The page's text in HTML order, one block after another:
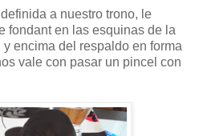
a nuestro trono, le
fondant en las esquinas de la
encima del respaldo en forma
vale con pasar un pincel con